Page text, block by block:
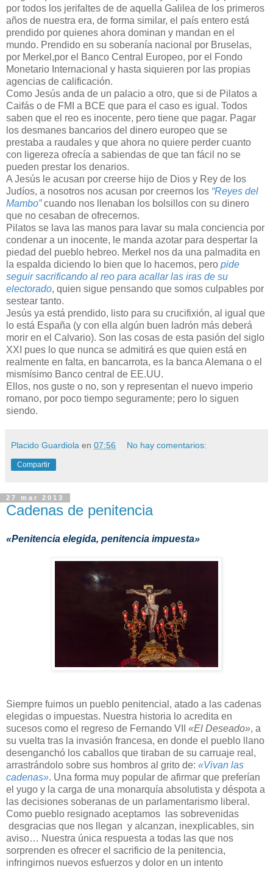
por todos los jerifaltes de de aquella Galilea de los primeros
años de nuestra era, de forma similar, el país entero está
prendido por quienes ahora dominan y mandan en el
mundo. Prendido en su soberanía nacional por Bruselas,
por Merkel,por el Banco Central Europeo, por el Fondo
Monetario Internacional y hasta siquieren por las propias
agencias de calificación.
Como Jesús anda de un palacio a otro, que si de Pilatos a
Caifás o de FMI a BCE que para el caso es igual. Todos
saben que el reo es inocente, pero tiene que pagar. Pagar
los desmanes bancarios del dinero europeo que se
prestaba a raudales y que ahora no quiere perder cuanto
con ligereza ofrecía a sabiendas de que tan fácil no se
pueden prestar los denarios.
A Jesús le acusan por creerse hijo de Dios y Rey de los
Judíos, a nosotros nos acusan por creernos los “Reyes del
Mambo”cuando nos llenaban los bolsillos con su dinero
que no cesaban de ofrecernos.
Pilatos se lava las manos para lavar su mala conciencia por
condenar a un inocente, le manda azotar para despertar la
piedad del pueblo hebreo. Merkel nos da una palmadita en
la espalda diciendo lo bien que lo hacemos, pero pide
seguir sacrificando al reo para acallar las iras de su
electorado, quien sigue pensando que somos culpables por
sestear tanto.
Jesús ya está prendido, listo para su crucifixión, al igual que
lo está España (y con ella algún buen ladrón más deberá
morir en el Calvario). Son las cosas de esta pasión del siglo
XXI pues lo que nunca se admitirá es que quien está en
realmente en falta, en bancarrota, es la banca Alemana o el
mismísimo Banco central de EE.UU.
Ellos, nos guste o no, son y representan el nuevo imperio
romano, por poco tiempo seguramente; pero lo siguen
siendo.
Placido Guardiola en 07:56 No hay comentarios:
Compartir
27 mar 2013
Cadenas de penitencia
«Penitencia elegida, penitencia impuesta»
Siempre fuimos un pueblo penitencial, atado a las cadenas
elegidas o impuestas. Nuestra historia lo acredita en
sucesos como el regreso de Fernando VII «El Deseado», a
su vuelta tras la invasión francesa, en donde el pueblo llano
desenganchó los caballos que tiraban de su carruaje real,
arrastrándolo sobre sus hombros al grito de: «Vivan las
cadenas». Una forma muy popular de afirmar que preferían
el yugo y la carga de una monarquía absolutista y déspota a
las decisiones soberanas de un parlamentarismo liberal.
Como pueblo resignado aceptamos las sobrevenidas
desgracias que nos llegan y alcanzan, inexplicables, sin
aviso… Nuestra única respuesta a todas las que nos
sorprenden es ofrecer el sacrificio de la penitencia,
infringirnos nuevos esfuerzos y dolor en un intento